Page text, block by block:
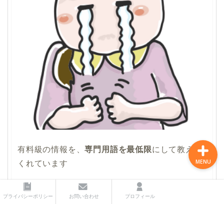
有料級の情報を、専門用語を最低限にして教えて
くれています
プライバシーポリシー お問い合わせ プロフィール
MENU
プライバシーポリシー
お問い合わせ
プロフィール